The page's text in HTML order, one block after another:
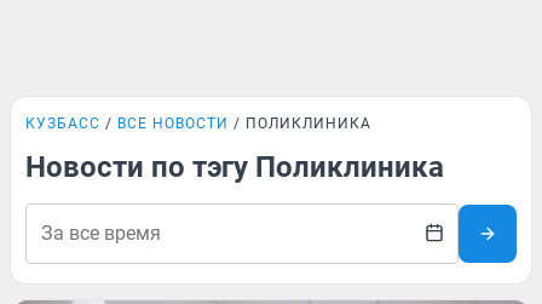
КУЗБАСС ВСЕ НОВОСТИ ПОЛИКЛИНИКА
Новости по тэгу Поликлиника